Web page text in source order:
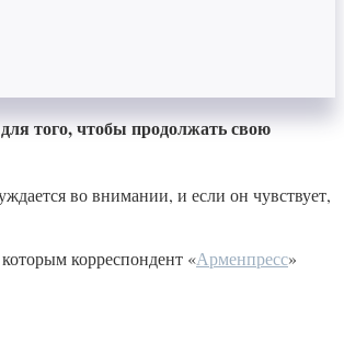
того, чтобы продолжать свою
во внимании, и если он чувствует,
корреспондент «Арменпресс»